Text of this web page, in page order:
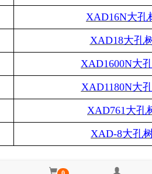
XAD16N大孔
XAD18大孔
XAD1600N大
XAD1180N大
XAD761 大孔
XAD-8大孔